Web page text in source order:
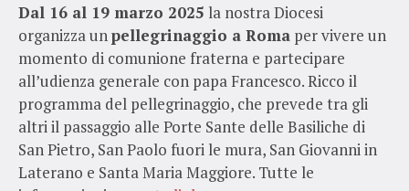
Dal 16 al 19 marzo 2025 la nostra Diocesi
organizza unpellegrinaggio a Roma per vivere un
momento di comunione fraterna e partecipare
all’udienza generale con papa Francesco. Ricco il
programma del pellegrinaggio, che prevede tra gli
altri il passaggio alle Porte Sante delle Basiliche di
San Pietro, San Paolo fuori le mura, San Giovanni in
Laterano e Santa Maria Maggiore. Tutte le